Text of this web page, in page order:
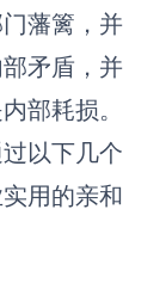
藩篱，并
矛盾，并
部耗损。
以下几个
用的亲和